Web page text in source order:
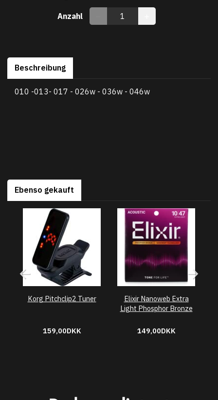
Anzahl
Beschreibung
010 -013- 017 - 026w - 036w - 046w
Ebenso gekauft
Korg Pitchclip2 Tuner
159,00DKK
Elixir Nanoweb Extra
Light Phosphor Bronze
149,00DKK